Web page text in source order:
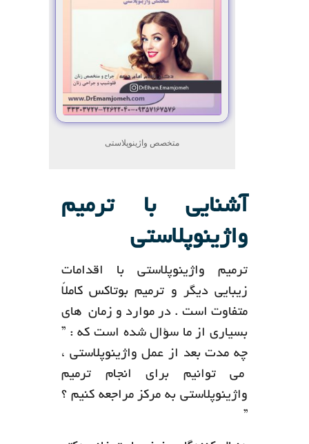
متخصص واژینوپلاستی
آشنایی با ترمیم
واژینوپلاستی
ترمیم واژینوپلاستی با اقدامات
زیبایی دیگر و ترمیم بوتاکس کاملاً
متفاوت است . در موارد و زمان های
بسیاری از ما سؤال شده است که : ”
چه مدت بعد از عمل واژینوپلاستی ،
می توانیم برای انجام ترمیم
واژینوپلاستی به مرکز مراجعه کنیم ؟
”